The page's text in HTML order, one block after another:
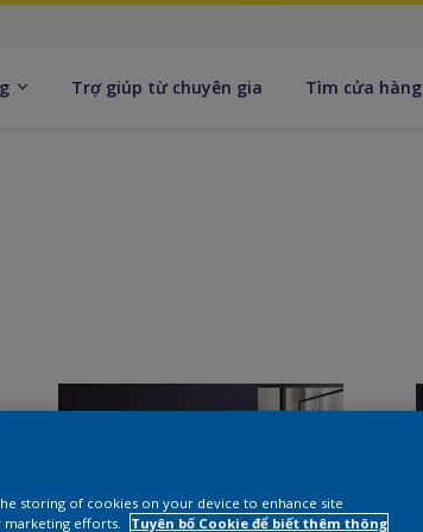
Trợ giúp từ chuyên gia Tìm cửa hàng
storing of cookies on your device to enhance site
marketing efforts.
Tuyên bố Cookie để biết thêm thông